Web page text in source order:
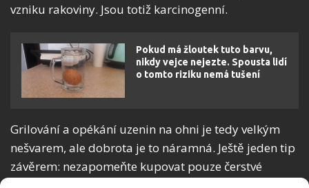
vzniku rakoviny. Jsou totiž karcinogenní.
Pokud má žloutek tuto barvu,
nikdy vejce nejezte. Spousta lidí
o tomto riziku nemá tušení
Grilování a opékání uzenin na ohni je tedy velkým
nešvarem, ale dobrota je to náramná. Ještě jeden tip
závěrem: nezapomeňte kupovat pouze čerstvé